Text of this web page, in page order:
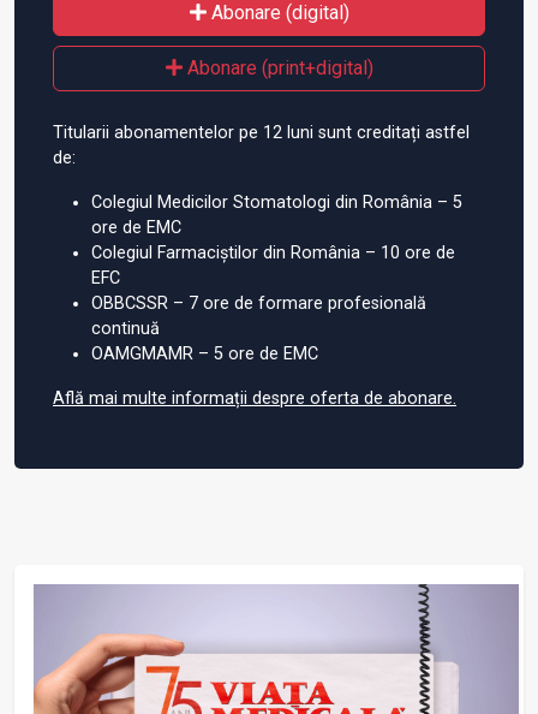
Abonare (digital)
Abonare (print+digital)
Titularii abonamentelor pe 12 luni sunt creditați astfel
de:
Colegiul Medicilor Stomatologi din România – 5
ore de EMC
Colegiul Farmaciștilor din România – 10 ore de
EFC
OBBCSSR – 7 ore de formare profesională
continuă
OAMGMAMR – 5 ore de EMC
Află mai multe informații despre oferta de abonare.